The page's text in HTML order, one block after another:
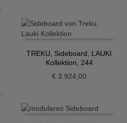
TREKU, Sideboard, LAUKI
Kollektion, 244
€ 3.924,00